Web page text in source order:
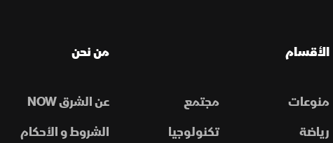
الأقسام
منوعات
مجتمع
رياضة
تكنولوجيا
من نحن
عن الشرق NOW
الشروط و الأحكام